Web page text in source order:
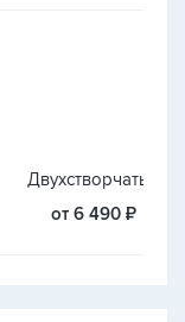
Двухстворчатые
от 6 490 ₽